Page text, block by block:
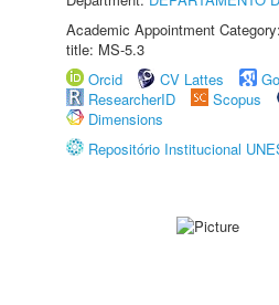
Academic Appointment
title: MS-5.3
Orcid
CV Lattes
ResearcherID
Scopus
Dimensions
Repositório Institucional